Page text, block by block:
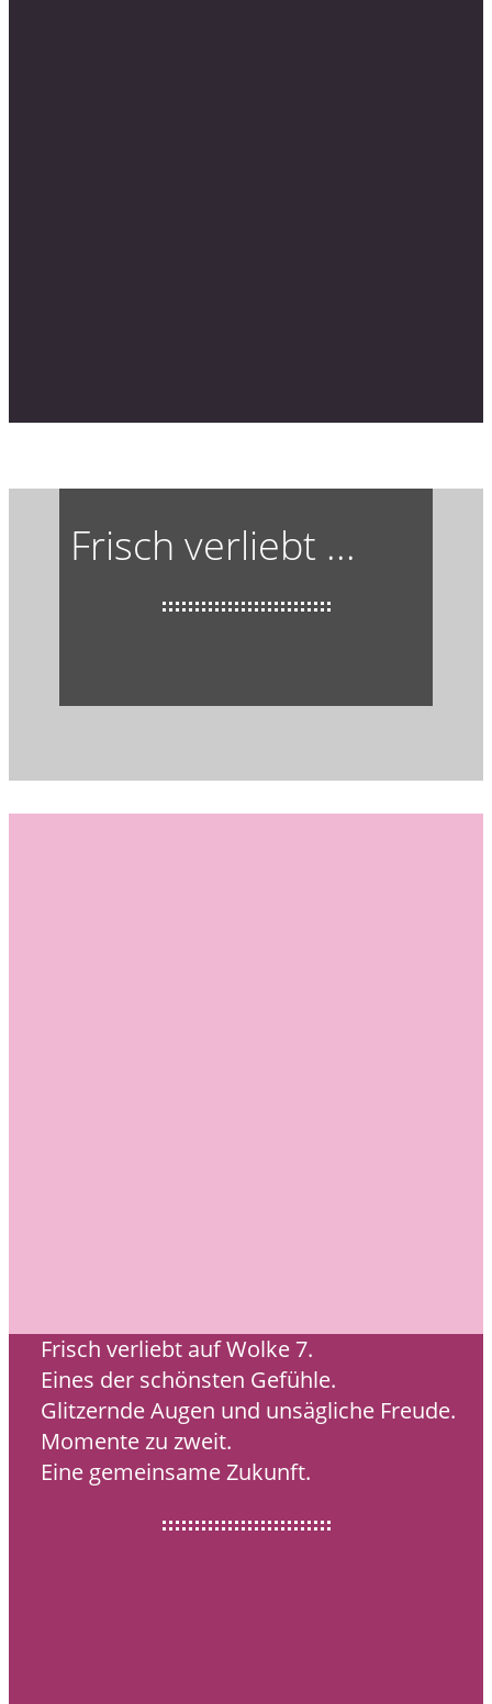
Frisch verliebt ...
Frisch verliebt auf Wolke 7.
Eines der schönsten Gefühle.
Glitzernde Augen und unsägliche Freude.
Momente zu zweit.
Eine gemeinsame Zukunft.